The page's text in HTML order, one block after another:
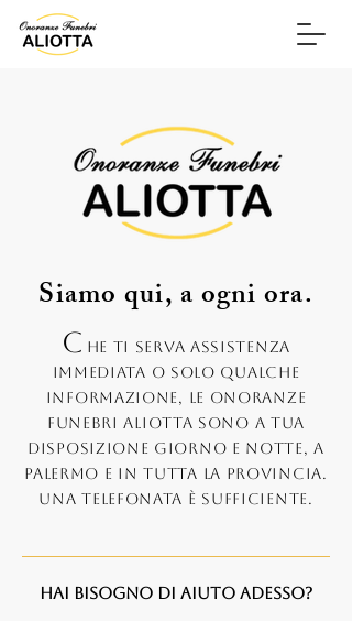
Siamo qui, a ogni ora.
C he ti serva assistenza
immediata o solo qualche
informazione, le Onoranze
Funebri Aliotta sono a tua
disposizione giorno e notte, a
Palermo e in tutta la provincia.
Una telefonata è sufficiente.
Hai bisogno di aiuto adesso?